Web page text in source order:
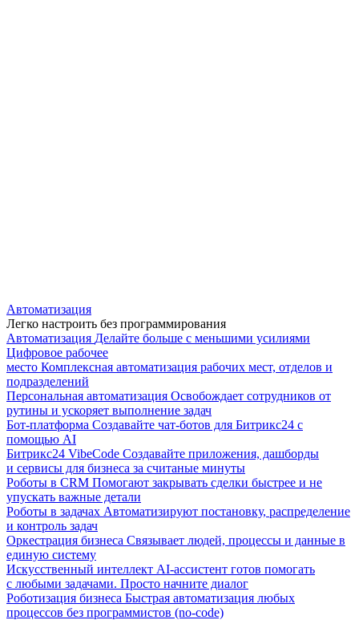
Автоматизация
Легко настроить без программирования
Автоматизация Делайте больше с меньшими усилиями
Цифровое рабочее
место Комплексная автоматизация рабочих мест, отделов и
подразделений
Персональная автоматизация Освобождает сотрудников от
рутины и ускоряет выполнение задач
Бот-платформа Создавайте чат-ботов для Битрикс24 с
помощью AI
Битрикс24 VibeCode Создавайте приложения, дашборды
и сервисы для бизнеса за считаные минуты
Роботы в CRM Помогают закрывать сделки быстрее и не
упускать важные детали
Роботы в задачах Автоматизируют постановку, распределение
и контроль задач
Оркестрация бизнеса Связывает людей, процессы и данные в
единую систему
Искусственный интеллект AI-ассистент готов помогать
с любыми задачами. Просто начните диалог
Роботизация бизнеса Быстрая автоматизация любых
процессов без программистов (no-code)